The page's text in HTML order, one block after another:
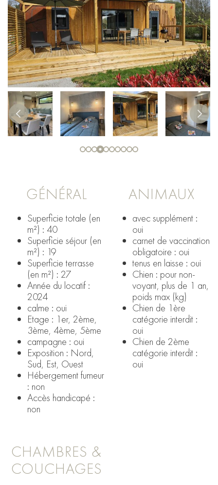
GÉNÉRAL
Superficie totale (en
m²) : 40
Superficie séjour (en
m²) : 19
Superficie terrasse
(en m²) : 27
Année du locatif :
2024
calme : oui
Etage : 1er, 2ème,
3ème, 4ème, 5ème
campagne : oui
Exposition : Nord,
Sud, Est, Ouest
Hébergement fumeur
: non
Accès handicapé :
non
ANIMAUX
avec supplément :
oui
carnet de vaccination
obligatoire : oui
tenus en laisse : oui
Chien : pour non-
voyant, plus de 1 an,
poids max (kg)
Chien de 1ère
catégorie interdit :
oui
Chien de 2ème
catégorie interdit :
oui
CHAMBRES &
COUCHAGES